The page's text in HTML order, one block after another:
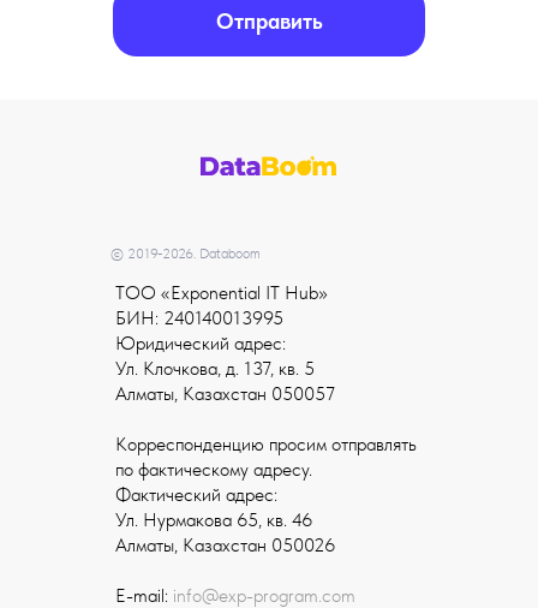
Отправить
TOO «Exponential IT Hub»
БИН: 240140013995
Юридический адрес:
Ул. Клочкова, д. 137, кв. 5
Алматы, Казахстан 050057
Корреспонденцию просим отправлять
по фактическому адресу.
Фактический адрес:
Ул. Нурмакова 65, кв. 46
Алматы, Казахстан 050026
E-mail: info@exp-program.com
© 2019-2026. Databoom